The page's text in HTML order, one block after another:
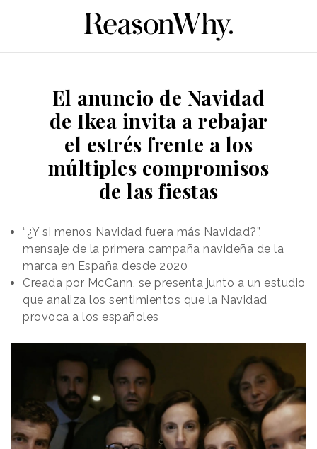
El anuncio de Navidad
de Ikea invita a rebajar
el estrés frente a los
múltiples compromisos
de las fiestas
“¿Y si menos Navidad fuera más Navidad?”,
mensaje de la primera campaña navideña de la
marca en España desde 2020
Creada por McCann, se presenta junto a un estudio
que analiza los sentimientos que la Navidad
provoca a los españoles